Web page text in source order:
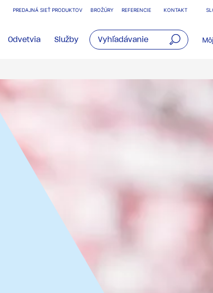
PREDAJNÁ SIEŤ PRODUKTOV BROŽÚRY REFERENCIE KONTAKT
Odvetvia Služby